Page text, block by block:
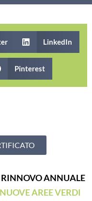
LinkedIn
Pinterest
ANNUALE
AREE VERDI